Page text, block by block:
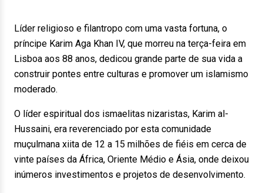
Líder religioso e filantropo com uma vasta fortuna, o
príncipe Karim Aga Khan IV, que morreu na terça-feira em
Lisboa aos 88 anos, dedicou grande parte de sua vida a
construir pontes entre culturas e promover um islamismo
moderado.
O líder espiritual dos ismaelitas nizaristas, Karim al-
Hussaini, era reverenciado por esta comunidade
muçulmana xiita de 12 a 15 milhões de fiéis em cerca de
vinte países da África, Oriente Médio e Ásia, onde deixou
inúmeros investimentos e projetos de desenvolvimento.